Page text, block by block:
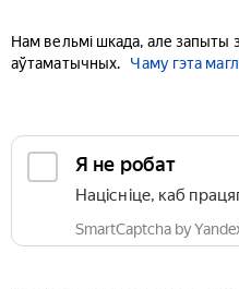
Нам вельмі шкада, але
аўтаматычных.
Чаму гэта
Я не робат
Націсніце, каб
SmartCaptcha by